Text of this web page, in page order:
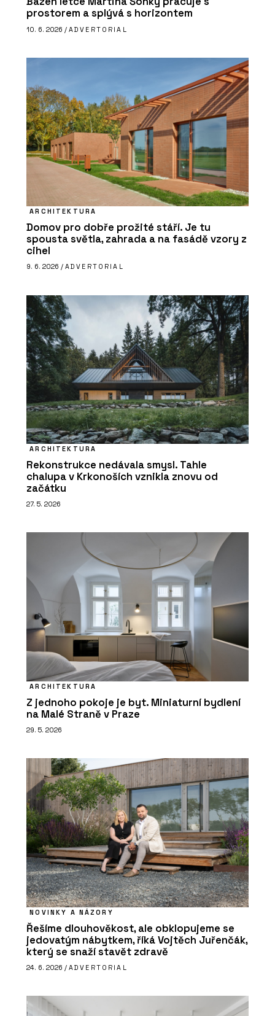
prostorem a splývá s horizontem
10. 6. 2026 / ADVERTORIAL
ARCHITEKTURA
Domov pro dobře prožité stáří. Je tu
spousta světla, zahrada a na fasádě vzory z
cihel
9. 6. 2026 / ADVERTORIAL
ARCHITEKTURA
Rekonstrukce nedávala smysl. Tahle
chalupa v Krkonoších vznikla znovu od
začátku
27. 5. 2026
ARCHITEKTURA
Z jednoho pokoje je byt. Miniaturní bydlení
na Malé Straně v Praze
29. 5. 2026
NOVINKY A NÁZORY
Řešíme dlouhověkost, ale obklopujeme se
jedovatým nábytkem, říká Vojtěch Juřenčák,
který se snaží stavět zdravě
24. 6. 2026 / ADVERTORIAL